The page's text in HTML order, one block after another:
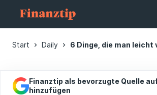
Start Daily 6 Dinge, die man
Finanztip als bevorzugte Quelle
hinzufügen